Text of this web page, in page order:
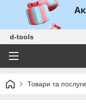
d-tools
Товари та послуги